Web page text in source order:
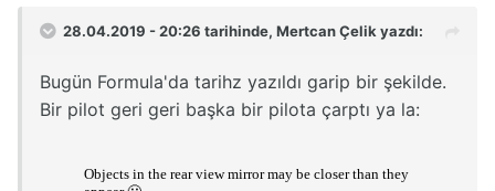
28.04.2019 - 20:26 tarihinde, Mertcan Çelik yazdı:
Bugün Formula'da tarihz yazıldı garip bir şekilde.
Bir pilot geri geri başka bir pilota çarptı ya la: